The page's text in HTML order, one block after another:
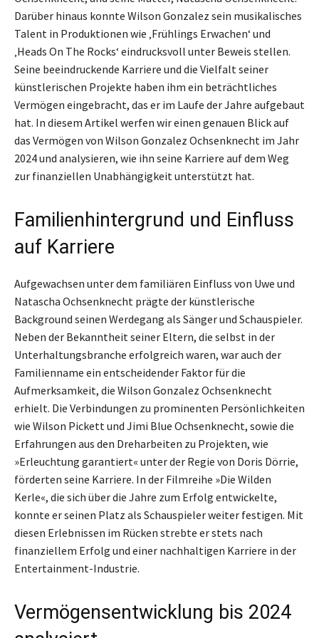
Darüber hinaus konnte Wilson Gonzalez sein musikalisches
Talent in Produktionen wie ‚Frühlings Erwachen‘ und
‚Heads On The Rocks‘ eindrucksvoll unter Beweis stellen.
Seine beeindruckende Karriere und die Vielfalt seiner
künstlerischen Projekte haben ihm ein beträchtliches
Vermögen eingebracht, das er im Laufe der Jahre aufgebaut
hat. In diesem Artikel werfen wir einen genauen Blick auf
das Vermögen von Wilson Gonzalez Ochsenknecht im Jahr
2024 und analysieren, wie ihn seine Karriere auf dem Weg
zur finanziellen Unabhängigkeit unterstützt hat.
Familienhintergrund und Einfluss
auf Karriere
Aufgewachsen unter dem familiären Einfluss von Uwe und
Natascha Ochsenknecht prägte der künstlerische
Background seinen Werdegang als Sänger und Schauspieler.
Neben der Bekanntheit seiner Eltern, die selbst in der
Unterhaltungsbranche erfolgreich waren, war auch der
Familienname ein entscheidender Faktor für die
Aufmerksamkeit, die Wilson Gonzalez Ochsenknecht
erhielt. Die Verbindungen zu prominenten Persönlichkeiten
wie Wilson Pickett und Jimi Blue Ochsenknecht, sowie die
Erfahrungen aus den Dreharbeiten zu Projekten, wie
»Erleuchtung garantiert« unter der Regie von Doris Dörrie,
förderten seine Karriere. In der Filmreihe »Die Wilden
Kerle«, die sich über die Jahre zum Erfolg entwickelte,
konnte er seinen Platz als Schauspieler weiter festigen. Mit
diesen Erlebnissen im Rücken strebte er stets nach
finanziellem Erfolg und einer nachhaltigen Karriere in der
Entertainment-Industrie.
Vermögensentwicklung bis 2024